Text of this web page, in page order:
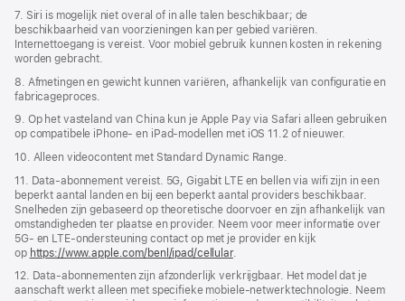
7. Siri is mogelijk niet overal of in alle talen beschikbaar; de
beschikbaarheid van voorzieningen kan per gebied variëren.
Internettoegang is vereist. Voor mobiel gebruik kunnen kosten in rekening
worden gebracht.
8. Afmetingen en gewicht kunnen variëren, afhankelijk van configuratie en
fabricageproces.
9. Op het vasteland van China kun je Apple Pay via Safari alleen gebruiken
op compatibele iPhone‑ en iPad-modellen met iOS 11.2 of nieuwer.
10. Alleen videocontent met Standard Dynamic Range.
11. Data-abonnement vereist. 5G, Gigabit LTE en bellen via wifi zijn in een
beperkt aantal landen en bij een beperkt aantal providers beschikbaar.
Snelheden zijn gebaseerd op theoretische doorvoer en zijn afhankelijk van
omstandigheden ter plaatse en provider. Neem voor meer informatie over
5G- en LTE‑ondersteuning contact op met je provider en kijk
op https://www.apple.com/benl/ipad/cellular.
12. Data-abonnementen zijn afzonderlijk verkrijgbaar. Het model dat je
aanschaft werkt alleen met specifieke mobiele-netwerktechnologie. Neem